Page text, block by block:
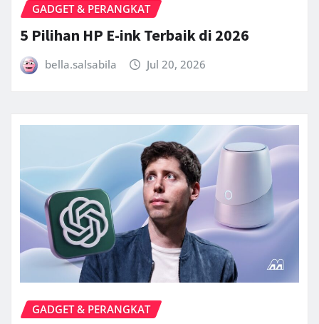
GADGET & PERANGKAT
5 Pilihan HP E-ink Terbaik di 2026
bella.salsabila Jul 20, 2026
GADGET & PERANGKAT